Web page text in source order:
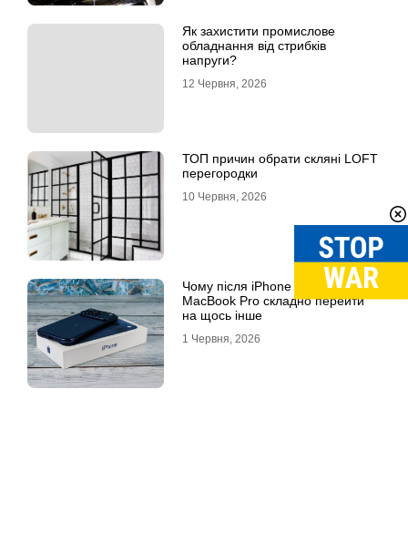
Як захистити промислове
обладнання від стрибків
напруги?
12 Червня, 2026
ТОП причин обрати скляні LOFT
перегородки
10 Червня, 2026
Чому після iPhone 17 Pro Max та
MacBook Pro складно перейти
на щось інше
1 Червня, 2026